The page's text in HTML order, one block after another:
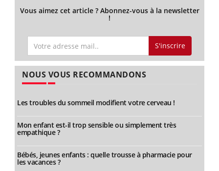
Vous aimez cet article ? Abonnez-vous à la newsletter
!
S'inscrire
NOUS VOUS RECOMMANDONS
Les troubles du sommeil modifient votre cerveau !
Mon enfant est-il trop sensible ou simplement très
empathique ?
Bébés, jeunes enfants : quelle trousse à pharmacie pour
les vacances ?